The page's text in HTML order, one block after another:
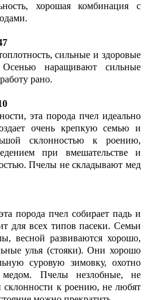
хорошая комбинация с
сильные и здоровые
Осенью наращивают сильные
рано.
эта порода пчел идеально
очень крепкую семью и
склонностью к роению,
при вмешательстве и
Пчелы не складывают мед
порода пчел собирает падь и
для всех типов пасеки. Семьи
весной развиваются хорошо,
улья (стояки). Они хорошо
суровую зимовку, охотно
медом. Пчелы незлобные, не
к роению, не любят